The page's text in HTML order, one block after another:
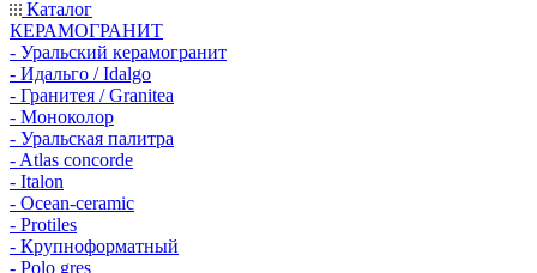
Каталог
КЕРАМОГРАНИТ
- Уральский керамогранит
- Идальго / Idalgo
- Гранитея / Granitea
- Моноколор
- Уральская палитра
- Atlas concorde
- Italon
- Ocean-ceramic
- Protiles
- Крупноформатный
- Polo gres